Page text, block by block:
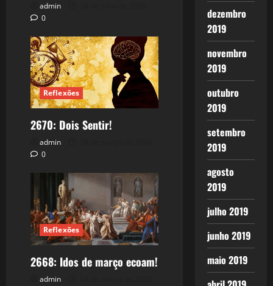
admin
0
Reflexões
2670: Dois Sentir!
admin
0
Reflexões
2668: Idos de março ecoam!
admin
dezembro
2019
novembro
2019
outubro
2019
setembro
2019
agosto
2019
julho 2019
junho 2019
maio 2019